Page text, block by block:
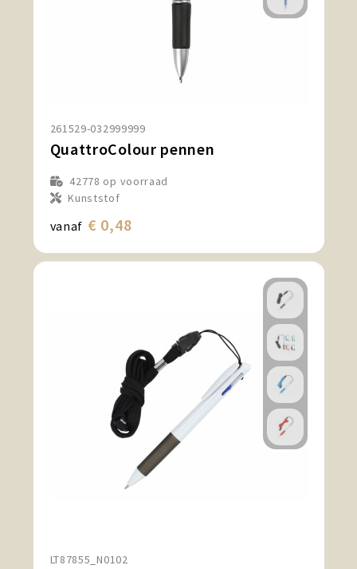
261529-032999999
QuattroColour pennen
42778 op voorraad
Kunststof
vanaf € 0,48
LT87855_N0102